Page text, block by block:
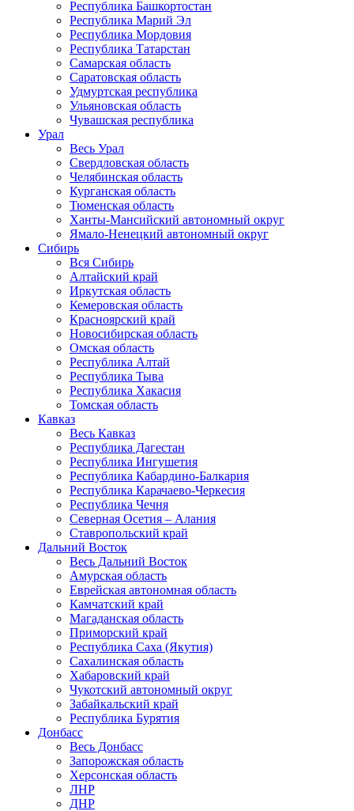
Республика Башкортостан
Республика Марий Эл
Республика Мордовия
Республика Татарстан
Самарская область
Саратовская область
Удмуртская республика
Ульяновская область
Чувашская республика
Урал
Весь Урал
Свердловская область
Челябинская область
Курганская область
Тюменская область
Ханты-Мансийский автономный округ
Ямало-Ненецкий автономный округ
Сибирь
Вся Сибирь
Алтайский край
Иркутская область
Кемеровская область
Красноярский край
Новосибирская область
Омская область
Республика Алтай
Республика Тыва
Республика Хакасия
Томская область
Кавказ
Весь Кавказ
Республика Дагестан
Республика Ингушетия
Республика Кабардино-Балкария
Республика Карачаево-Черкесия
Республика Чечня
Северная Осетия – Алания
Ставропольский край
Дальний Восток
Весь Дальний Восток
Амурская область
Еврейская автономная область
Камчатский край
Магаданская область
Приморский край
Республика Саха (Якутия)
Сахалинская область
Хабаровский край
Чукотский автономный округ
Забайкальский край
Республика Бурятия
Донбасс
Весь Донбасс
Запорожская область
Херсонская область
ЛНР
ДНР